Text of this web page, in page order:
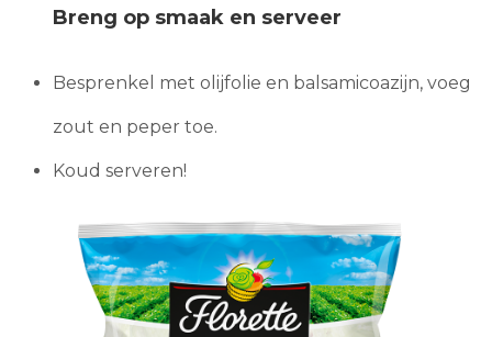
Breng op smaak en serveer
Besprenkel met olijfolie en balsamicoazijn, voeg
zout en peper toe.
Koud serveren!